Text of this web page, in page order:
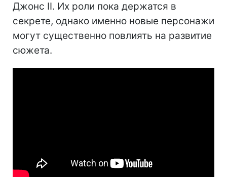
Джонс II. Их роли пока держатся в
секрете, однако именно новые персонажи
могут существенно повлиять на развитие
сюжета.